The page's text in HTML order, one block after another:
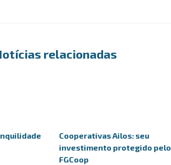
relacionadas
Cooperativas Ailos: seu
investimento protegido pelo
FGCoop